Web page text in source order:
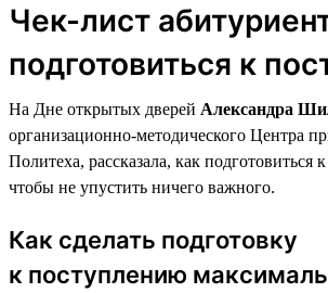
Чек-лист
подготовиться к
На Дне открытых дверей Александра
организационно-методического Центра
Политеха, рассказала, как подготовиться
чтобы не упустить ничего важного.
Как сделать подготовку
к поступлению